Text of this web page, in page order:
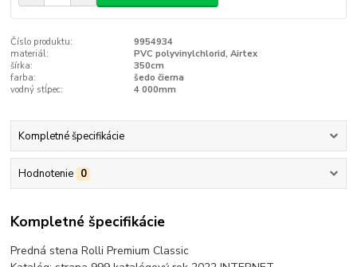
Číslo produktu:
9954934
materiál:
PVC polyvinylchlorid, Airtex
šírka:
350cm
farba:
šedo čierna
vodný stĺpec:
4 000mm
Kompletné špecifikácie
Hodnotenie 0
Kompletné špecifikácie
Predná stena Rolli Premium Classic